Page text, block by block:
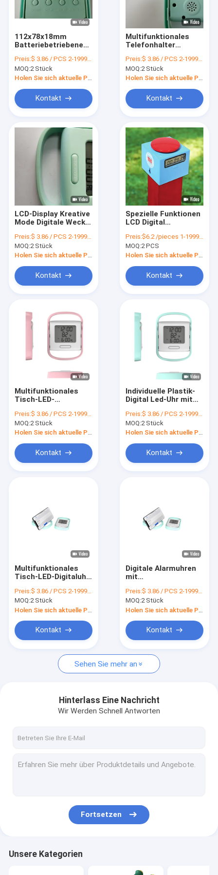
Kontakt mit uns
Neuigkeiten
Bitte um ein Angebot
Digitales Sprungseil
Schrittzähler
Pickleball
Handgreifer
Yoga
Sport-Sets
Andere Sportartikel
Sportwasserflasche
Diffusor für ätherische Öle
Freizeit-Elektronische Serie
112x78x18mm
Batteriebetriebene
Telefonhalter
Kombination
Preis:$ 3.86 / PCS 2-1999 PCS
MOQ:2 Stück
Holen Sie sich aktuelle Preis
Kontakt
Multifunktionales
Telefonhalter
Temperatur und
elektronischer
Bewegung
Preis:$ 3.86 / PCS 2-1999 PCS
MOQ:2 Stück
Holen Sie sich aktuelle Preis
Kontakt
LCD-Display Kreative
Mode Digitale Wecker
Innenraumtemperatur
Preis:$ 3.86 / PCS 2-1999 PCS
MOQ:2 Stück
Holen Sie sich aktuelle Preis
Kontakt
Spezielle Funktionen
LCD Digital
Rotknopf Buzzer
Countdown Timer
Preis:$6.2 /pieces 1-1999 pieces
MOQ:2 PCS
Holen Sie sich aktuelle Preis
Kontakt
Multifunktionales
Tisch-LED-
mit Kalender- und
Temperaturanzeige
Preis:$ 3.86 / PCS 2-1999 PCS
MOQ:2 Stück
Holen Sie sich aktuelle Preis
Kontakt
Individuelle Plastik-
Digital Led-Uhr mit
Sonnenaufgang
Alarm
Preis:$ 3.86 / PCS 2-1999 PCS
MOQ:2 Stück
Holen Sie sich aktuelle Preis
Kontakt
Multifunktionales
Tisch-LED-Digitaluhr-
Kalender- und
Temperaturanzeige
Preis:$ 3.86 / PCS 2-1999 PCS
MOQ:2 Stück
Kontakt
Digitale Alarmuhren
mit
und
Schlummerfunktion
Preis:$ 3.86 / PCS 2-1999 PCS
MOQ:2 Stück
Kontakt
Sehen Sie mehr an
Hinterlass Eine Nachricht
Wir Werden Schnell Antworten
Fortsetzen
Unsere Kategorien